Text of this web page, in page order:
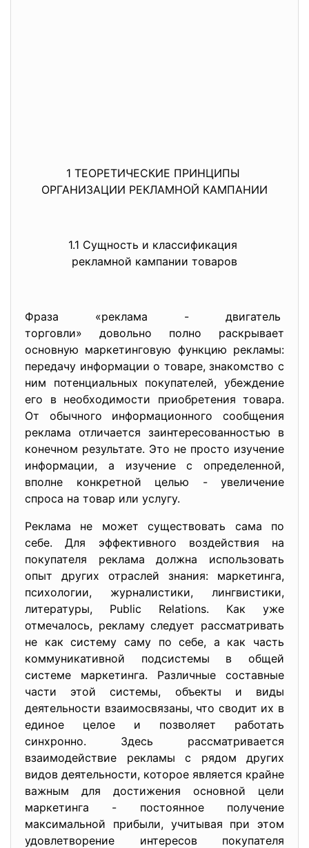
1 ТЕОРЕТИЧЕСКИЕ ПРИНЦИПЫ
ОРГАНИЗАЦИИ РЕКЛАМНОЙ КАМПАНИИ
1.1 Сущность и классификация
рекламной кампании товаров
Фраза «реклама - двигатель
торговли» довольно полно раскрывает
основную маркетинговую функцию рекламы:
передачу информации о товаре, знакомство с
ним потенциальных покупателей, убеждение
его в необходимости приобретения товара.
От обычного информационного сообщения
реклама отличается заинтересованностью в
конечном результате. Это не просто изучение
информации, а изучение с определенной,
вполне конкретной целью - увеличение
спроса на товар или услугу.
Реклама не может существовать сама по
себе. Для эффективного воздействия на
покупателя реклама должна использовать
опыт других отраслей знания: маркетинга,
психологии, журналистики, лингвистики,
литературы, Public Relations. Как уже
отмечалось, рекламу следует рассматривать
не как систему саму по себе, а как часть
коммуникативной подсистемы в общей
системе маркетинга. Различные составные
части этой системы, объекты и виды
деятельности взаимосвязаны, что сводит их в
единое целое и позволяет работать
синхронно. Здесь рассматривается
взаимодействие рекламы с рядом других
видов деятельности, которое является крайне
важным для достижения основной цели
маркетинга - постоянное получение
максимальной прибыли, учитывая при этом
удовлетворение интересов покупателя